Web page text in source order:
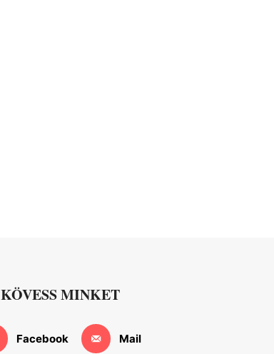
KÖVESS MINKET
Facebook Mail